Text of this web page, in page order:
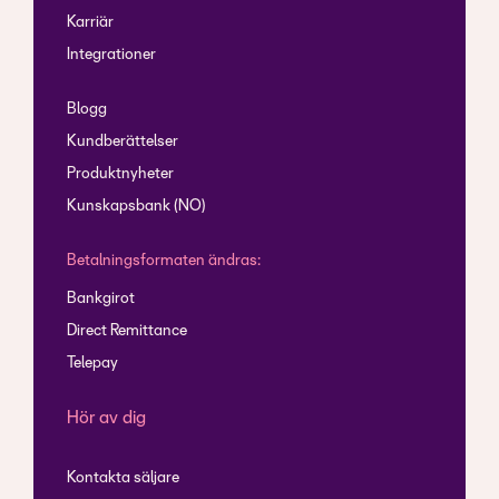
Karriär
Integrationer
Blogg
Kundberättelser
Produktnyheter
Kunskapsbank (NO)
Betalningsformaten ändras:
Bankgirot
Direct Remittance
Telepay
Hör av dig
Kontakta säljare